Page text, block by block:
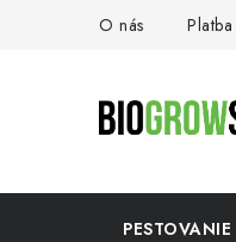
O nás
PESTOVANIE